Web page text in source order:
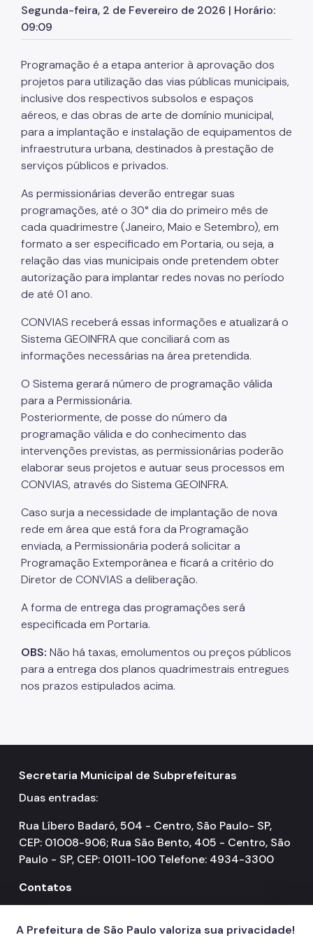
Cadastramento de obra
Vista e cópia de processos
Downloads
Custas e Emolumentos
Comissão de Entendimentos com Concessionárias
Notícias
Segunda-feira, 2 de Fevereiro de 2026 | Horário:
09:09
Programação é a etapa anterior à aprovação dos
projetos para utilização das vias públicas municipais,
inclusive dos respectivos subsolos e espaços
aéreos, e das obras de arte de domínio municipal,
para a implantação e instalação de equipamentos de
infraestrutura urbana, destinados à prestação de
serviços públicos e privados.
As permissionárias deverão entregar suas
programações, até o 30° dia do primeiro mês de
cada quadrimestre (Janeiro, Maio e Setembro), em
formato a ser especificado em Portaria, ou seja, a
relação das vias municipais onde pretendem obter
autorização para implantar redes novas no período
de até 01 ano.
CONVIAS receberá essas informações e atualizará o
Sistema GEOINFRA que conciliará com as
informações necessárias na área pretendida.
O Sistema gerará número de programação válida
para a Permissionária.
Posteriormente, de posse do número da
programação válida e do conhecimento das
intervenções previstas, as permissionárias poderão
elaborar seus projetos e autuar seus processos em
CONVIAS, através do Sistema GEOINFRA.
Caso surja a necessidade de implantação de nova
rede em área que está fora da Programação
enviada, a Permissionária poderá solicitar a
Programação Extemporânea e ficará a critério do
Diretor de CONVIAS a deliberação.
A forma de entrega das programações será
especificada em Portaria.
OBS: Não há taxas, emolumentos ou preços públicos
para a entrega dos planos quadrimestrais entregues
nos prazos estipulados acima.
Secretaria Municipal de Subprefeituras
Duas entradas:
Rua Líbero Badaró, 504 - Centro, São Paulo- SP,
CEP: 01008-906; Rua São Bento, 405 - Centro, São
Paulo - SP, CEP: 01011-100 Telefone: 4934-3300
Contatos
156
A Prefeitura de São Paulo valoriza sua privacidade!